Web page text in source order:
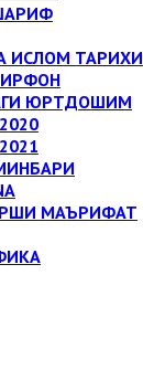
ИСЛОМ ТАРИХИ
ЮРТДОШИМ
МАЪРИФАТ